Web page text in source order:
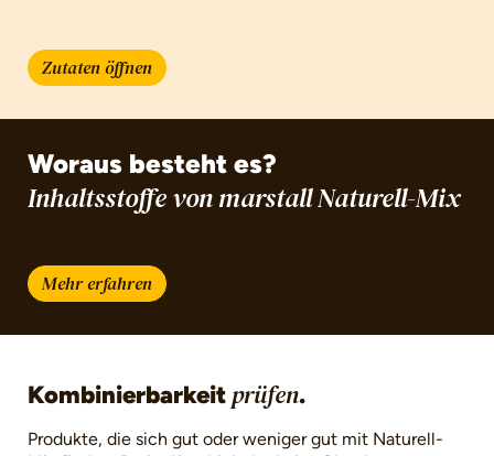
Zutaten öffnen
Woraus besteht es?
Inhaltsstoffe von marstall Naturell-Mix
Mehr erfahren
Kombinierbarkeitprüfen.
Produkte, die sich gut oder weniger gut mit Naturell-